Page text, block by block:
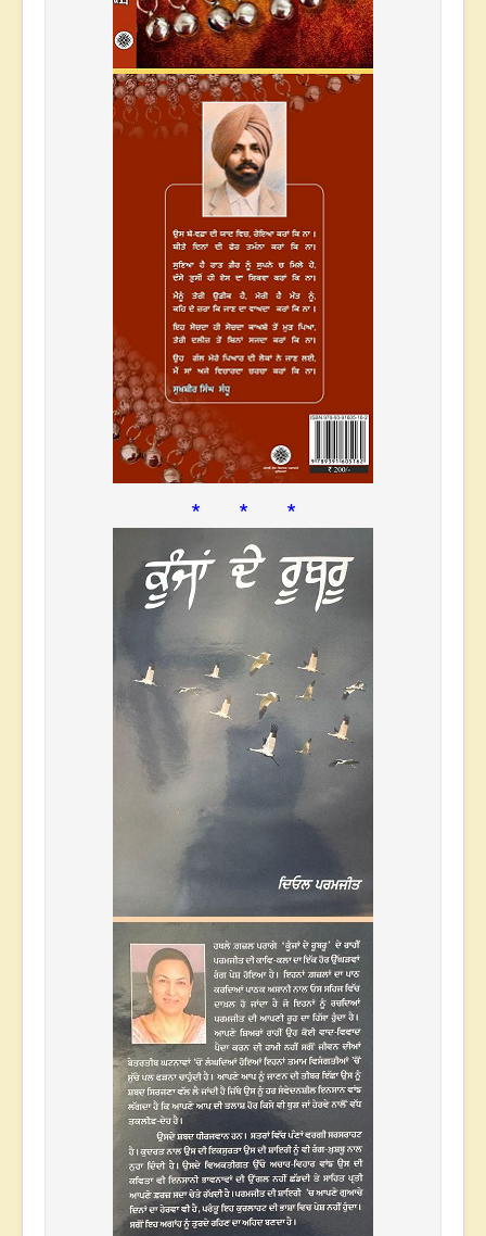
* * *